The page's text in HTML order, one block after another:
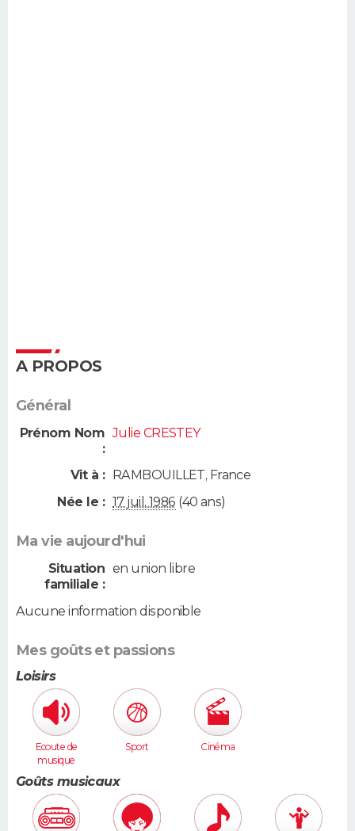
A PROPOS
Général
Prénom Nom
:
Julie CRESTEY
Vit à : RAMBOUILLET, France
Née le : 17 juil. 1986 (40 ans)
Ma vie aujourd'hui
Situation
familiale :
en union libre
Aucune information disponible
Mes goûts et passions
Loisirs
Ecoute de
musique
Sport Cinéma
Goûts musicaux